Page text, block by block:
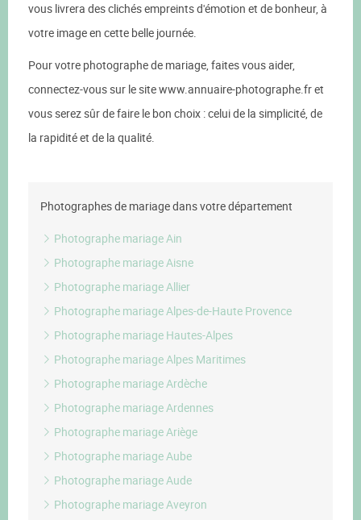
vous livrera des clichés empreints d'émotion et de bonheur, à
votre image en cette belle journée.
Pour votre photographe de mariage, faites vous aider,
connectez-vous sur le site www.annuaire-photographe.fr et
vous serez sûr de faire le bon choix : celui de la simplicité, de
la rapidité et de la qualité.
Photographes de mariage dans votre département
Photographe mariage Ain
Photographe mariage Aisne
Photographe mariage Allier
Photographe mariage Alpes-de-Haute Provence
Photographe mariage Hautes-Alpes
Photographe mariage Alpes Maritimes
Photographe mariage Ardèche
Photographe mariage Ardennes
Photographe mariage Ariège
Photographe mariage Aube
Photographe mariage Aude
Photographe mariage Aveyron